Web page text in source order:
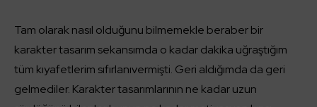
Tam olarak nasıl olduğunu bilmemekle beraber bir
karakter tasarım sekansımda o kadar dakika uğraştığım
tüm kıyafetlerim sıfırlanıvermişti. Geri aldığımda da geri
gelmediler. Karakter tasarımlarının ne kadar uzun